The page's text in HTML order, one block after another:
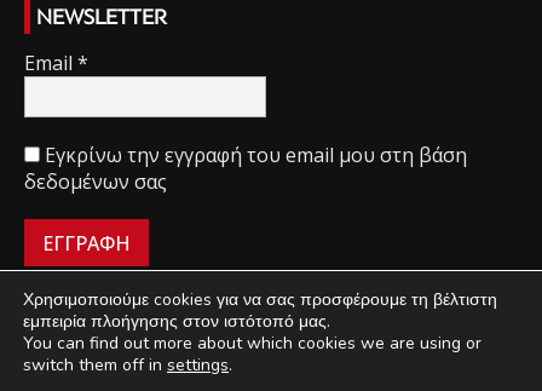
NEWSLETTER
Email *
Εγκρίνω την εγγραφή του email μου στη βάση
δεδομένων σας
ΠΟΙΟΙ ΕΙΜΑΣΤΕ ΟΡΟΙ ΧΡΗΣΗΣ
ΔΙΑΧΕΙΡΙΣΗ ΑΠΟΡΡΗΤΟΥ
ΔΙΑΦΗΜΙΣΗ
Χρησιμοποιούμε cookies για να σας προσφέρουμε τη βέλτιστη
εμπειρία πλοήγησης στον ιστότοπό μας.
You can find out more about which cookies we are using or
switch them off in settings.